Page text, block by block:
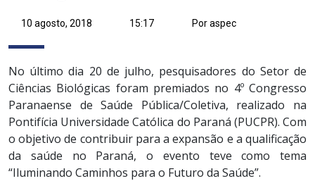
10 agosto, 2018 15:17 Por aspec
No último dia 20 de julho, pesquisadores do Setor de
Ciências Biológicas foram premiados no 4º Congresso
Paranaense de Saúde Pública/Coletiva, realizado na
Pontifícia Universidade Católica do Paraná (PUCPR). Com
o objetivo de contribuir para a expansão e a qualificação
da saúde no Paraná, o evento teve como tema
“Iluminando Caminhos para o Futuro da Saúde”.